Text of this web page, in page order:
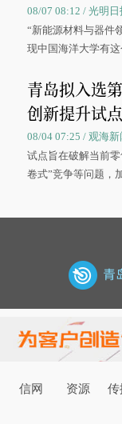
08/07 08:12 / 光明
“新能源材料与器件
现中国海洋大学有
大学材料科学与工
青岛拟入选
创新提升试
08/04 07:25 / 观海新
试点旨在破解当前
卷式”竞争等问题，
信网 资源 传